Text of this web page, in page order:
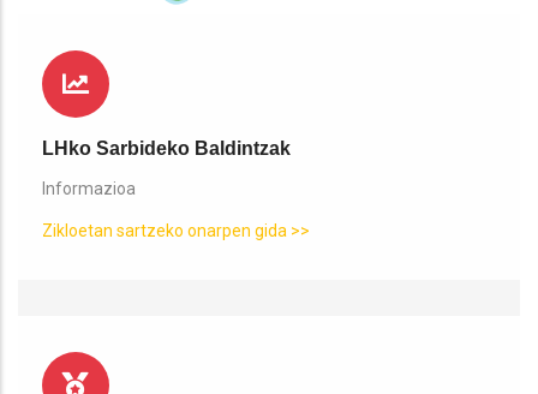
LHko Sarbideko Baldintzak
Informazioa
Zikloetan sartzeko onarpen gida >>